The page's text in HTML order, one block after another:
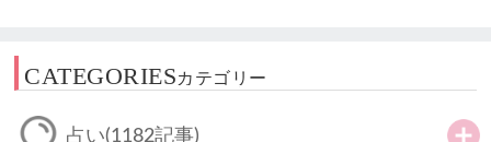
CATEGORIESカテゴリー
占い(1182記事)